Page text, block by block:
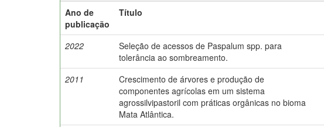
Ano de
publicação
Título
2022
Seleção de acessos de Paspalum spp. para
tolerância ao sombreamento.
2011
Crescimento de árvores e produção de
componentes agrícolas em um sistema
agrossilvipastoril com práticas orgânicas no bioma
Mata Atlântica.